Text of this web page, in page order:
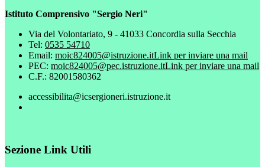
Istituto Comprensivo "Sergio Neri"
Via del Volontariato, 9 - 41033 Concordia sulla Secchia
Tel: 0535 54710
Email: moic824005@istruzione.itLink per inviare una mail
PEC: moic824005@pec.istruzione.itLink per inviare una mail
C.F.: 82001580362
accessibilita@icsergioneri.istruzione.it
Sezione Link Utili